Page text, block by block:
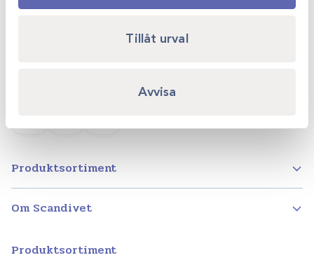
Tillåt urval
Avvisa
749 40 Enköping
Instagram
Facebook
LinkedIn
Produktsortiment
Om Scandivet
Produktsortiment